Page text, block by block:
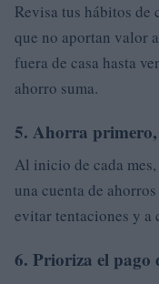
Revisa tus hábitos de
que no aportan valor
fuera de casa hasta
ahorro suma.
5. Ahorra primero,
Al inicio de cada
una cuenta de
evitar tentaciones y
6. Prioriza el pago